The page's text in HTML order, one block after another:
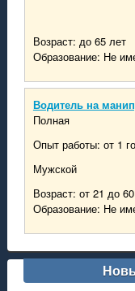
Возраст: до 65 лет
Образование: Не
Водитель на
Полная
Опыт работы: от 1
Мужской
Возраст: от 21 до
Образование: Не